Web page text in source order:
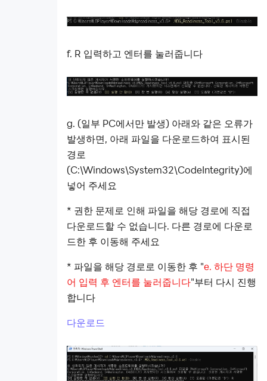
f. R 입력하고 엔터를 눌러줍니다
g. (일부 PC에서만 발생) 아래와 같은 오류가
발생하면, 아래 파일을 다운로드하여 표시된
경로
(C:\Windows\System32\CodeIntegrity)에
넣어 주세요
* 권한 문제로 인해 파일을 해당 경로에 직접
다운로드할 수 없습니다. 다른 경로에 다운로
드한 후 이동해 주세요
* 파일을 해당 경로로 이동한 후 "e. 하단 명령
어 입력 후 엔터를 눌러줍니다"부터 다시 진행
합니다
다운로드